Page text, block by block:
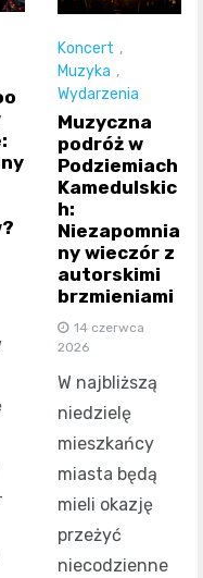
Koncert ,
Muzyka ,
Wydarzenia
Muzyczna
podróż w
Podziemiach
Kamedulskic
h:
Niezapomnia
ny wieczór z
autorskimi
brzmieniami
14 czerwca
2026
W najbliższą
niedzielę
mieszkańcy
miasta będą
mieli okazję
przeżyć
niecodzienne